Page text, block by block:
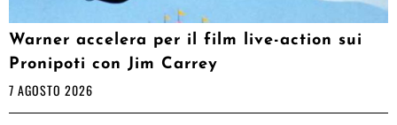
Warner accelera per il film live-action sui
Pronipoti con Jim Carrey
7 AGOSTO 2026